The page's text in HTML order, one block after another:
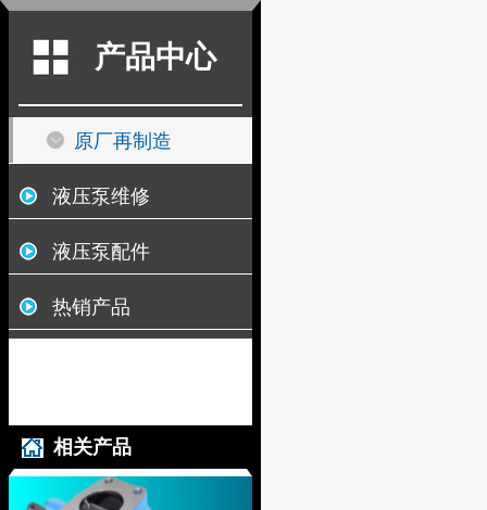
产品中心
原厂再制造
液压泵维修
液压泵配件
热销产品
相关产品